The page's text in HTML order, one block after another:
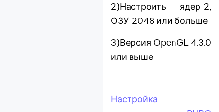
2)Настроить ядер-2,
ОЗУ-2048 или больше
3)Версия OpenGL 4.3.0
или выше
Настройка